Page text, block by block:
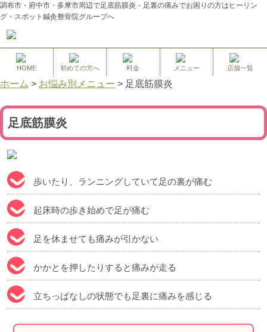
調布市・府中市・多摩市周辺で足底筋膜炎・足裏の痛みでお困りの方はヒーリン
グ・スポット鍼灸整骨院グループへ
HOME 初めての方へ 料金 メニュー 店舗一覧
ホーム > お悩み別メニュー > 足底筋膜炎
足底筋膜炎
歩いたり、ランニングしていて足の裏が痛む
起床時の歩き始めで足が痛む
足を休ませても痛みが引かない
かかとを押したりすると痛みが走る
立ちっぱなしの状態でも足裏に痛みを感じる